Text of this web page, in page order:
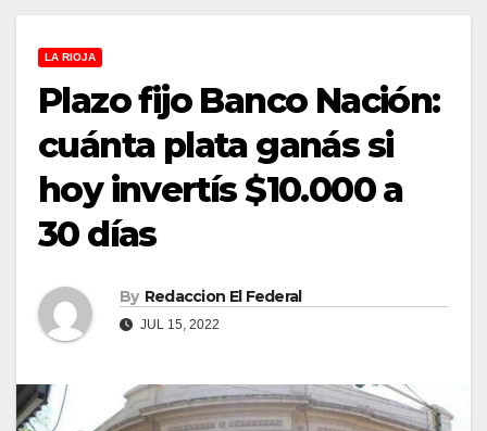
LA RIOJA
Plazo fijo Banco Nación:
cuánta plata ganás si
hoy invertís $10.000 a
30 días
By Redaccion El Federal
JUL 15, 2022